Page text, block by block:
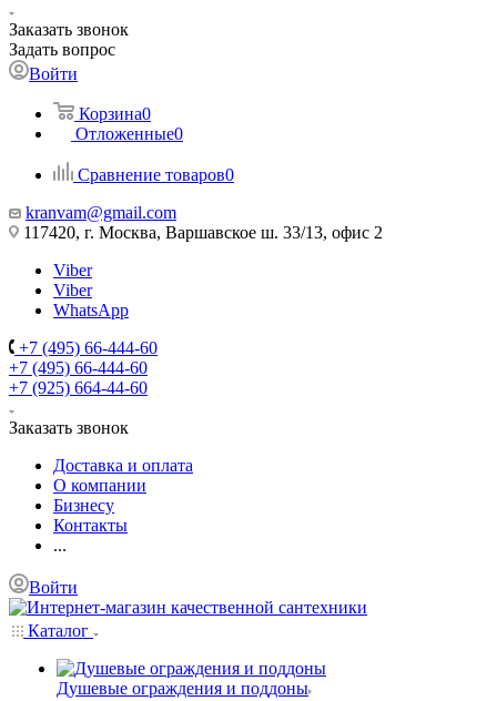
Заказать звонок
Задать вопрос
Войти
Корзина0
Отложенные0
Сравнение товаров0
kranvam@gmail.com
117420, г. Москва, Варшавское ш. 33/13, офис 2
Viber
Viber
WhatsApp
+7 (495) 66-444-60
+7 (495) 66-444-60
+7 (925) 664-44-60
Заказать звонок
Доставка и оплата
О компании
Бизнесу
Контакты
...
Войти
Каталог
Душевые ограждения и поддоны